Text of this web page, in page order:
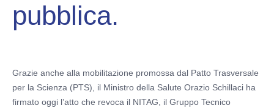
pubblica.
Grazie anche alla mobilitazione promossa dal Patto Trasversale
per la Scienza (PTS), il Ministro della Salute Orazio Schillaci ha
firmato oggi l’atto che revoca il NITAG, il Gruppo Tecnico